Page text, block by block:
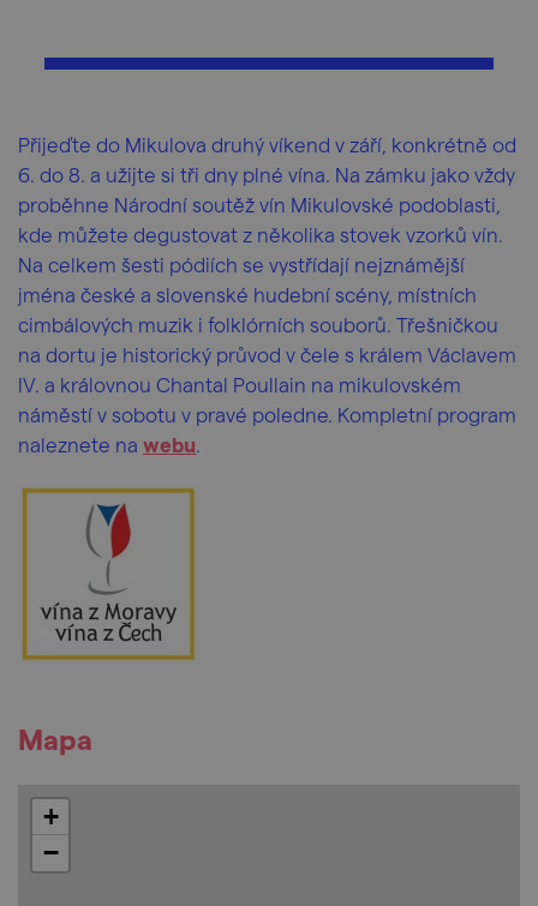
Přijeďte do Mikulova druhý víkend v září, konkrétně od
6. do 8. a užijte si tři dny plné vína. Na zámku jako vždy
proběhne Národní soutěž vín Mikulovské podoblasti,
kde můžete degustovat z několika stovek vzorků vín.
Na celkem šesti pódiích se vystřídají nejznámější
jména české a slovenské hudební scény, místních
cimbálových muzik i folklórních souborů. Třešničkou
na dortu je historický průvod v čele s králem Václavem
IV. a královnou Chantal Poullain na mikulovském
náměstí v sobotu v pravé poledne. Kompletní program
naleznete na webu.
Mapa
+
−